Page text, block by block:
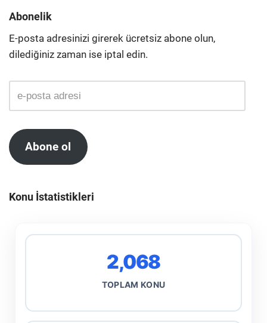
Abonelik
E-posta adresinizi girerek ücretsiz abone olun,
dilediğiniz zaman ise iptal edin.
Abone ol
Konu İstatistikleri
2,068
TOPLAM KONU